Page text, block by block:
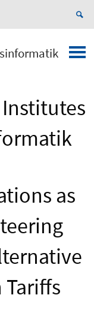
as
Tariffs